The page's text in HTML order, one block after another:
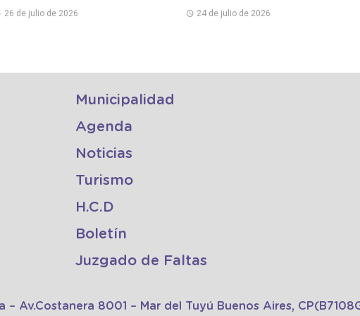
de La Costa
26 de julio de 2026 24 de julio de 2026
Municipalidad
Agenda
Noticias
Turismo
H.C.D
Boletín
Juzgado de Faltas
– Av.Costanera 8001 – Mar del Tuyú Buenos Aires,